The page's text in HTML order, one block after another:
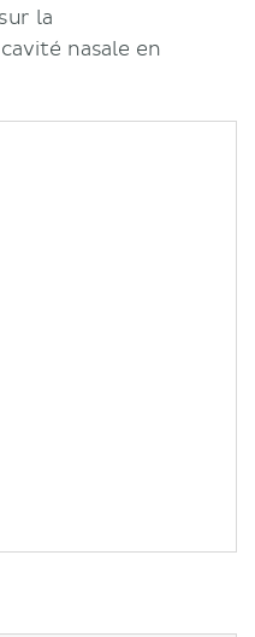
la
nasale en